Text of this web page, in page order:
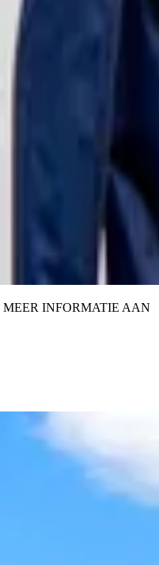
INFORMATIE AAN